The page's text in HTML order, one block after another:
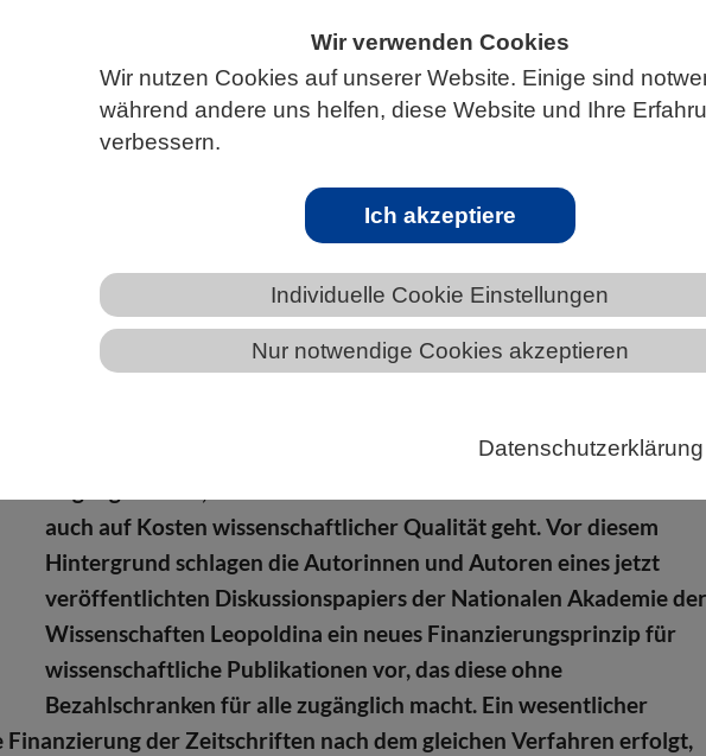
Wir verwenden Cookies
Wir nutzen Cookies auf unserer Website. Einige sind
während andere uns helfen, diese Website und Ihre
verbessern.
Ich akzeptiere
Individuelle Cookie Einstellungen
Nur notwendige Cookies akzeptieren
Datenschutzerklärung
AKTUELLES
zur direkten Finanzierung und Evaluation
Herausforderungen unerlässlich. Bezahlschranken begrenzen
auch auf Kosten wissenschaftlicher Qualität geht. Vor diesem
Hintergrund schlagen die Autorinnen und Autoren eines jetzt
veröffentlichten Diskussionspapiers der Nationalen Akademie der
Wissenschaften Leopoldina ein neues Finanzierungsprinzip für
wissenschaftliche Publikationen vor, das diese ohne
Bezahlschranken für alle zugänglich macht. Ein wesentlicher
Finanzierung der Zeitschriften nach dem gleichen Verfahren erfolgt,